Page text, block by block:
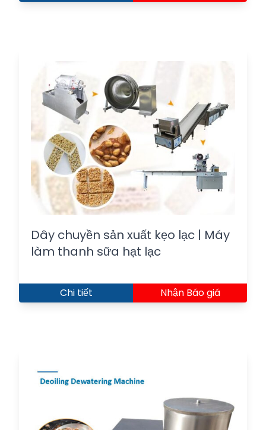
Dây chuyền sản xuất kẹo lạc | Máy
làm thanh sữa hạt lạc
Chi tiết Nhận Báo giá